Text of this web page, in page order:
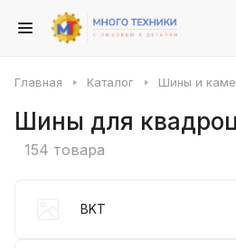
Главная Каталог Шины и
Шины для
154 товара
BKT